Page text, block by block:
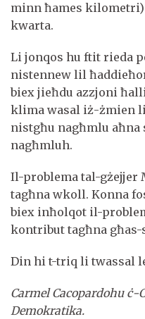
minn ħames
kwarta.
Li jonqos hu ftit rieda
nistennew lil
biex jieħdu azzjoni
klima wasal iż-żmien
nistgħu nagħmlu aħna
nagħmluh.
Il-problema tal-gżejjer
tagħna wkoll. Konna
biex inħolqot il-
kontribut tagħna
Din hi t-triq li twassal
Carmel Cacopardohu ċ-
Demokratika.